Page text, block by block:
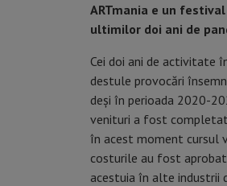
ARTmania e un
ultimilor doi ani de
Cei doi ani de activitate
destule provocări
deși în perioada 2020-
venituri a fost
în acest moment cursul
costurile au fost
acestuia în alte industrii